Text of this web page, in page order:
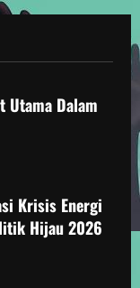
Utama Dalam
Krisis Energi
Hijau 2026